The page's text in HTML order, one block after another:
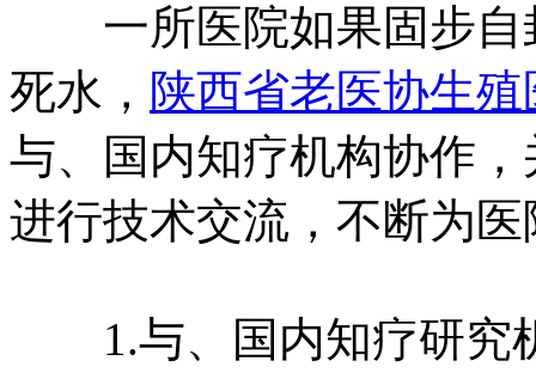
一所医院如果固步自
死水， 陕西省老医协生
与、国内知疗机构协作
进行技术交流，不断为
1.与、国内知疗研究